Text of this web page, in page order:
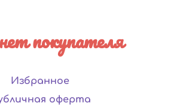
покупателя
Избранное
оферта